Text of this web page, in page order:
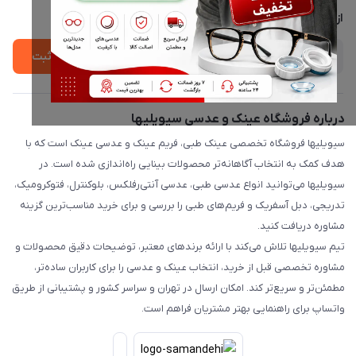
درباره ما
از جدید‌ترین تخفیف‌ها با‌ خبر شوید
ثبت
درباره فروشگاه عینک و عدسی سیویلیها
سیویلیها فروشگاه تخصصی عینک طبی، فریم عینک و عدسی عینک است که با
هدف کمک به انتخاب آگاهانه‌تر محصولات بینایی راه‌اندازی شده است. در
سیویلیها می‌توانید انواع عدسی طبی، عدسی آنتی‌رفلکس، بلوکنترل، فتوکرومیک،
تدریجی، دبل آسفریک و فریم‌های طبی را بررسی و برای خرید مناسب‌ترین گزینه
مشاوره دریافت کنید.
تیم سیویلیها تلاش می‌کند با ارائه برندهای معتبر، توضیحات دقیق محصولات و
مشاوره تخصصی قبل از خرید، انتخاب عینک و عدسی را برای کاربران ساده‌تر،
مطمئن‌تر و سریع‌تر کند. امکان ارسال در تهران و سراسر کشور و پشتیبانی از طریق
واتساپ برای راهنمایی بهتر مشتریان فراهم است.